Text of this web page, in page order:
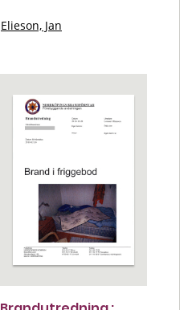
Elieson, Jan